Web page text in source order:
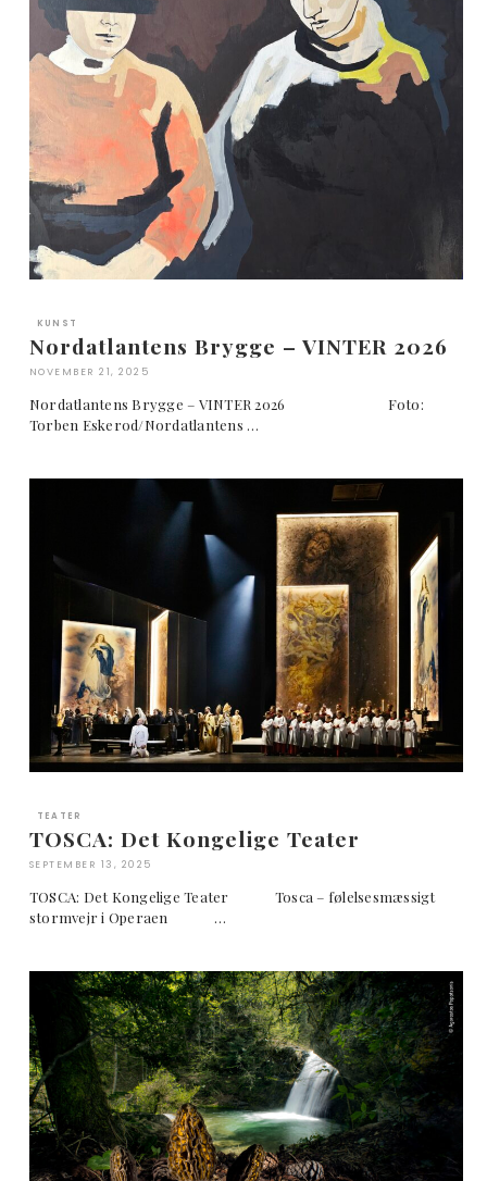
KUNST
Nordatlantens Brygge – VINTER 2026
NOVEMBER 21, 2025
Nordatlantens Brygge – VINTER 2026 Foto:
Torben Eskerod/Nordatlantens …
TEATER
TOSCA: Det Kongelige Teater
SEPTEMBER 13, 2025
TOSCA: Det Kongelige Teater Tosca – følelsesmæssigt
stormvejr i Operaen …